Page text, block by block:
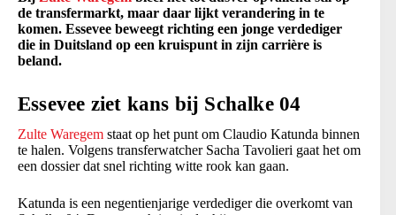
de transfermarkt, maar daar lijkt verandering in te
komen. Essevee beweegt richting een jonge verdediger
die in Duitsland op een kruispunt in zijn carrière is
beland.
Essevee ziet kans bij Schalke 04
Zulte Waregem staat op het punt om Claudio Katunda binnen
te halen. Volgens transferwatcher Sacha Tavolieri gaat het om
een dossier dat snel richting witte rook kan gaan.
Katunda is een negentienjarige verdediger die overkomt van